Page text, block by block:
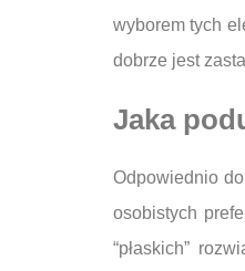
wyborem tych
dobrze jest
Jaka
Odpowiednio
osobistych
“płaskich”